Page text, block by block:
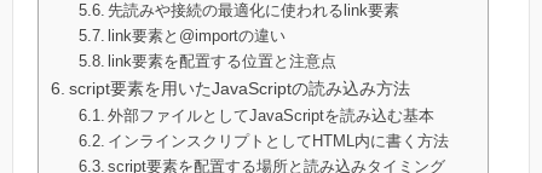
先読みや接続の最適化に使われるlink要素
link要素と@importの違い
link要素を配置する位置と注意点
script要素を用いたJavaScriptの読み込み方法
外部ファイルとしてJavaScriptを読み込む基本
インラインスクリプトとしてHTML内に書く方法
script要素を配置する場所と読み込みタイミング